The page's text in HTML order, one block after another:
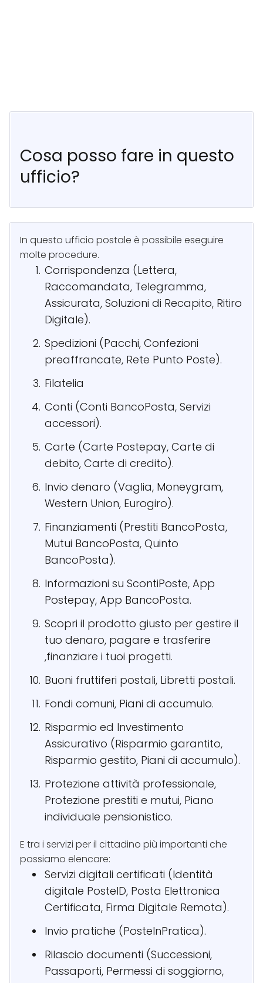
Cosa posso fare in questo
ufficio?
In questo ufficio postale è possibile eseguire
molte procedure.
Corrispondenza (Lettera,
Raccomandata, Telegramma,
Assicurata, Soluzioni di Recapito, Ritiro
Digitale).
Spedizioni (Pacchi, Confezioni
preaffrancate, Rete Punto Poste).
Filatelia
Conti (Conti BancoPosta, Servizi
accessori).
Carte (Carte Postepay, Carte di
debito, Carte di credito).
Invio denaro (Vaglia, Moneygram,
Western Union, Eurogiro).
Finanziamenti (Prestiti BancoPosta,
Mutui BancoPosta, Quinto
BancoPosta).
Informazioni su ScontiPoste, App
Postepay, App BancoPosta.
Scopri il prodotto giusto per gestire il
tuo denaro, pagare e trasferire
,finanziare i tuoi progetti.
Buoni fruttiferi postali, Libretti postali.
Fondi comuni, Piani di accumulo.
Risparmio ed Investimento
Assicurativo (Risparmio garantito,
Risparmio gestito, Piani di accumulo).
Protezione attività professionale,
Protezione prestiti e mutui, Piano
individuale pensionistico.
E tra i servizi per il cittadino più importanti che
possiamo elencare:
Servizi digitali certificati (Identità
digitale PosteID, Posta Elettronica
Certificata, Firma Digitale Remota).
Invio pratiche (PosteInPratica).
Rilascio documenti (Successioni,
Passaporti, Permessi di soggiorno,